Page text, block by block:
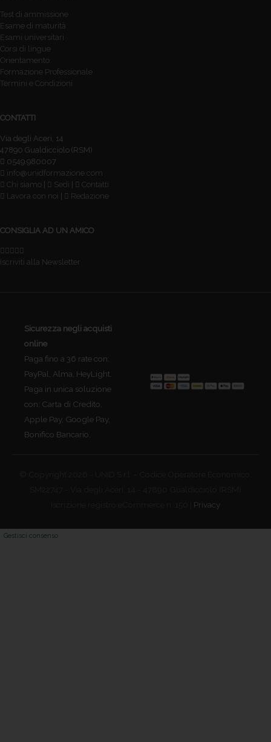
Test di ammissione
Esame di maturità
Esami universitari
Corsi di lingue
Orientamento
Formazione Professionale
Termini e Condizioni
CONTATTI
Via degli Aceri, 14
47890 Gualdicciolo (RSM)
0549.980007
info@unidformazione.com
Chi siamo
Sedi
Contatti
Lavora con noi
Redazione
CONSIGLIA AD UN AMICO
Iscriviti alla Newsletter
Sicurezza negli acquisti
online
Paga fino a 36 rate con:
PayPal, Alma, HeyLight.
Paga in unica soluzione
con: Carta di Credito,
Apple Pay, Google Pay,
Bonifico Bancario.
Privacy
Gestisci consenso